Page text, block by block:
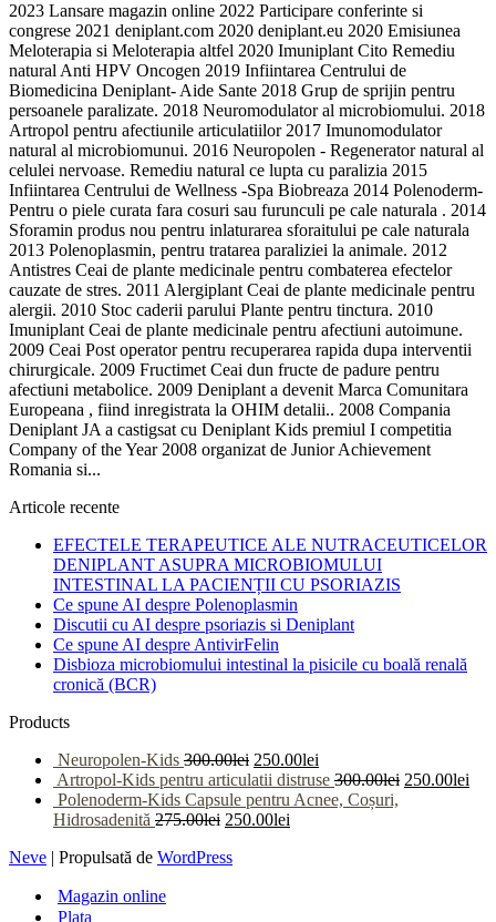
2023 Lansare magazin online 2022 Participare conferinte si
congrese 2021 deniplant.com 2020 deniplant.eu 2020 Emisiunea
Meloterapia si Meloterapia altfel 2020 Imuniplant Cito Remediu
natural Anti HPV Oncogen 2019 Infiintarea Centrului de
Biomedicina Deniplant- Aide Sante 2018 Grup de sprijin pentru
persoanele paralizate. 2018 Neuromodulator al microbiomului. 2018
Artropol pentru afectiunile articulatiilor 2017 Imunomodulator
natural al microbiomunui. 2016 Neuropolen - Regenerator natural al
celulei nervoase. Remediu natural ce lupta cu paralizia 2015
Infiintarea Centrului de Wellness -Spa Biobreaza 2014 Polenoderm-
Pentru o piele curata fara cosuri sau furunculi pe cale naturala . 2014
Sforamin produs nou pentru inlaturarea sforaitului pe cale naturala
2013 Polenoplasmin, pentru tratarea paraliziei la animale. 2012
Antistres Ceai de plante medicinale pentru combaterea efectelor
cauzate de stres. 2011 Alergiplant Ceai de plante medicinale pentru
alergii. 2010 Stoc caderii parului Plante pentru tinctura. 2010
Imuniplant Ceai de plante medicinale pentru afectiuni autoimune.
2009 Ceai Post operator pentru recuperarea rapida dupa interventii
chirurgicale. 2009 Fructimet Ceai dun fructe de padure pentru
afectiuni metabolice. 2009 Deniplant a devenit Marca Comunitara
Europeana , fiind inregistrata la OHIM detalii.. 2008 Compania
Deniplant JA a castigsat cu Deniplant Kids premiul I competitia
Company of the Year 2008 organizat de Junior Achievement
Romania si...
Articole recente
EFECTELE TERAPEUTICE ALE NUTRACEUTICELOR
DENIPLANT ASUPRA MICROBIOMULUI
INTESTINAL LA PACIENȚII CU PSORIAZIS
Ce spune AI despre Polenoplasmin
Discutii cu AI despre psoriazis si Deniplant
Ce spune AI despre AntivirFelin
Disbioza microbiomului intestinal la pisicile cu boală renală
cronică (BCR)
Products
Neuropolen-Kids 300.00lei 250.00lei
Artropol-Kids pentru articulatii distruse 300.00lei 250.00lei
Polenoderm-Kids Capsule pentru Acnee, Coșuri,
Hidrosadenită 275.00lei 250.00lei
Neve | Propulsată de WordPress
Magazin online
Plata